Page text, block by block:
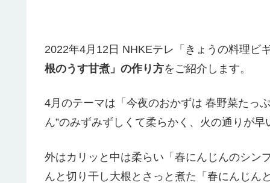
2022年4月12日 NHKEテレ「きょうの料理ビ
根のうす甘煮」の作り方をご紹介します。
4月のテーマは「今夜のおかずは 春野菜たっ
ん”のみずみずしくて柔らかく、火の通りが
外はカリッと中は柔らい「春にんじんのシン
んと切り干し大根とさっと煮た「春にんじん